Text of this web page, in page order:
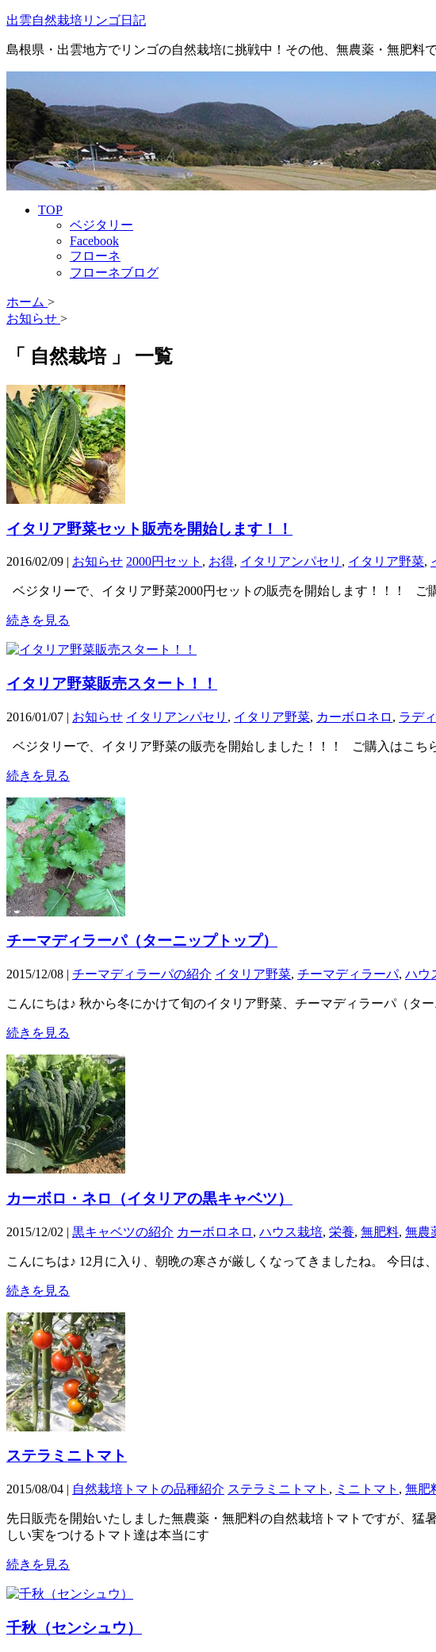
出雲自然栽培リンゴ日記
島根県・出雲地方でリンゴの自然栽培に挑戦中！その他、無農薬・無肥料
TOP
ベジタリー
Facebook
フローネ
フローネブログ
ホーム >
お知らせ >
「 自然栽培 」 一覧
イタリア野菜セット販売を開始します！！
2016/02/09 | お知らせ 2000円セット , お得, イタリアンパセリ , イタリア野菜,
ベジタリーで、イタリア野菜2000円セットの販売を開始します！！！
続きを見る
イタリア野菜販売スタート！！
2016/01/07 | お知らせ イタリアンパセリ , イタリア野菜, カーボロネロ , ラデ
ベジタリーで、イタリア野菜の販売を開始しました！！！ ご購入はこ
続きを見る
チーマディラーパ（ターニップトップ）
2015/12/08 | チーマディラーパの紹介 イタリア野菜, チーマディラーパ, ハウ
こんにちは♪ 秋から冬にかけて旬のイタリア野菜、チーマディラーパ（
続きを見る
カーボロ・ネロ（イタリアの黒キャベツ）
2015/12/02 | 黒キャベツの紹介 カーボロネロ , ハウス栽培, 栄養, 無肥料, 無農
こんにちは♪ 12月に入り、朝晩の寒さが厳しくなってきましたね。 今日
続きを見る
ステラミニトマト
2015/08/04 | 自然栽培トマトの品種紹介 ステラミニトマト , ミニトマト , 無肥
先日販売を開始いたしました無農薬・無肥料の自然栽培トマトですが、
しい実をつけるトマト達は本当にす
続きを見る
千秋（センシュウ）